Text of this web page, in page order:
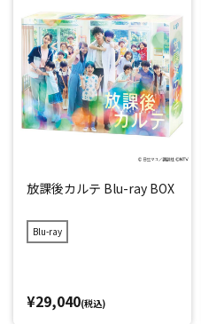
放課後カルテ Blu-ray BOX
Blu-ray
¥29,040(税込)